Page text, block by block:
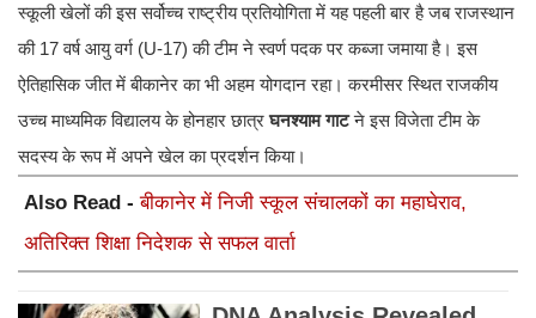
​स्कूली खेलों की इस सर्वोच्च राष्ट्रीय प्रतियोगिता में यह पहली बार है जब राजस्थान
की 17 वर्ष आयु वर्ग (U-17) की टीम ने स्वर्ण पदक पर कब्जा जमाया है। इस
ऐतिहासिक जीत में बीकानेर का भी अहम योगदान रहा। करमीसर स्थित राजकीय
उच्च माध्यमिक विद्यालय के होनहार छात्रघनश्याम गाटने इस विजेता टीम के
सदस्य के रूप में अपने खेल का प्रदर्शन किया।
Also Read -बीकानेर में निजी स्कूल संचालकों का महाघेराव,
अतिरिक्त शिक्षा निदेशक से सफल वार्ता